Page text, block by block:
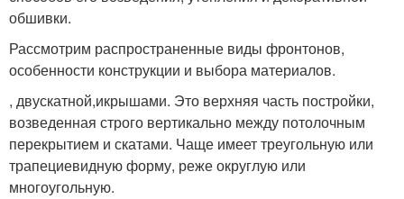
обшивки.
Рассмотрим распространенные виды фронтонов,
особенности конструкции и выбора материалов.
, двускатной,икрышами. Это верхняя часть постройки,
возведенная строго вертикально между потолочным
перекрытием и скатами. Чаще имеет треугольную или
трапециевидную форму, реже округлую или
многоугольную.